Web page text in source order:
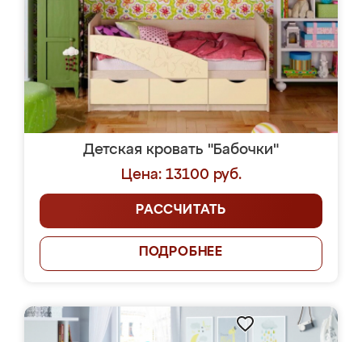
Детская кровать "Бабочки"
Цена: 13100 руб.
РАССЧИТАТЬ
ПОДРОБНЕЕ